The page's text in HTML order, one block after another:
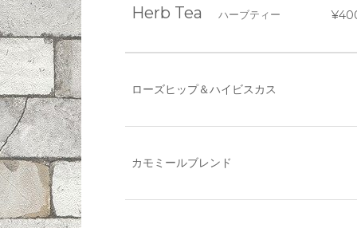
Herb Tea ハーブティー
ローズヒップ＆ハイビスカス
カモミールブレンド